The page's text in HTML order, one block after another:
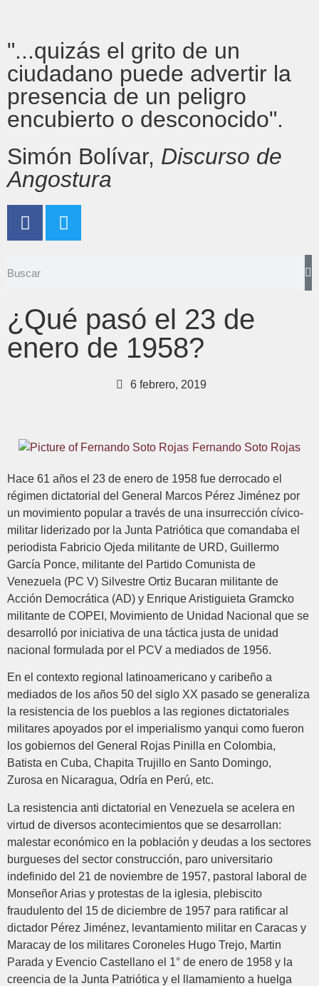
"...quizás el grito de un
ciudadano puede advertir la
presencia de un peligro
encubierto o desconocido".
Simón Bolívar, Discurso de
Angostura
¿Qué pasó el 23 de
enero de 1958?
6 febrero, 2019
Fernando Soto Rojas
Hace 61 años el 23 de enero de 1958 fue derrocado el
régimen dictatorial del General Marcos Pérez Jiménez por
un movimiento popular a través de una insurrección cívico-
militar liderizado por la Junta Patriótica que comandaba el
periodista Fabricio Ojeda militante de URD, Guillermo
García Ponce, militante del Partido Comunista de
Venezuela (PC V) Silvestre Ortiz Bucaran militante de
Acción Democrática (AD) y Enrique Aristiguieta Gramcko
militante de COPEI, Movimiento de Unidad Nacional que se
desarrolló por iniciativa de una táctica justa de unidad
nacional formulada por el PCV a mediados de 1956.
En el contexto regional latinoamericano y caribeño a
mediados de los años 50 del siglo XX pasado se generaliza
la resistencia de los pueblos a las regiones dictatoriales
militares apoyados por el imperialismo yanqui como fueron
los gobiernos del General Rojas Pinilla en Colombia,
Batista en Cuba, Chapita Trujillo en Santo Domingo,
Zurosa en Nicaragua, Odría en Perú, etc.
La resistencia anti dictatorial en Venezuela se acelera en
virtud de diversos acontecimientos que se desarrollan:
malestar económico en la población y deudas a los sectores
burgueses del sector construcción, paro universitario
indefinido del 21 de noviembre de 1957, pastoral laboral de
Monseñor Arias y protestas de la iglesia, plebiscito
fraudulento del 15 de diciembre de 1957 para ratificar al
dictador Pérez Jiménez, levantamiento militar en Caracas y
Maracay de los militares Coroneles Hugo Trejo, Martin
Parada y Evencio Castellano el 1° de enero de 1958 y la
creencia de la Junta Patriótica y el llamamiento a huelga